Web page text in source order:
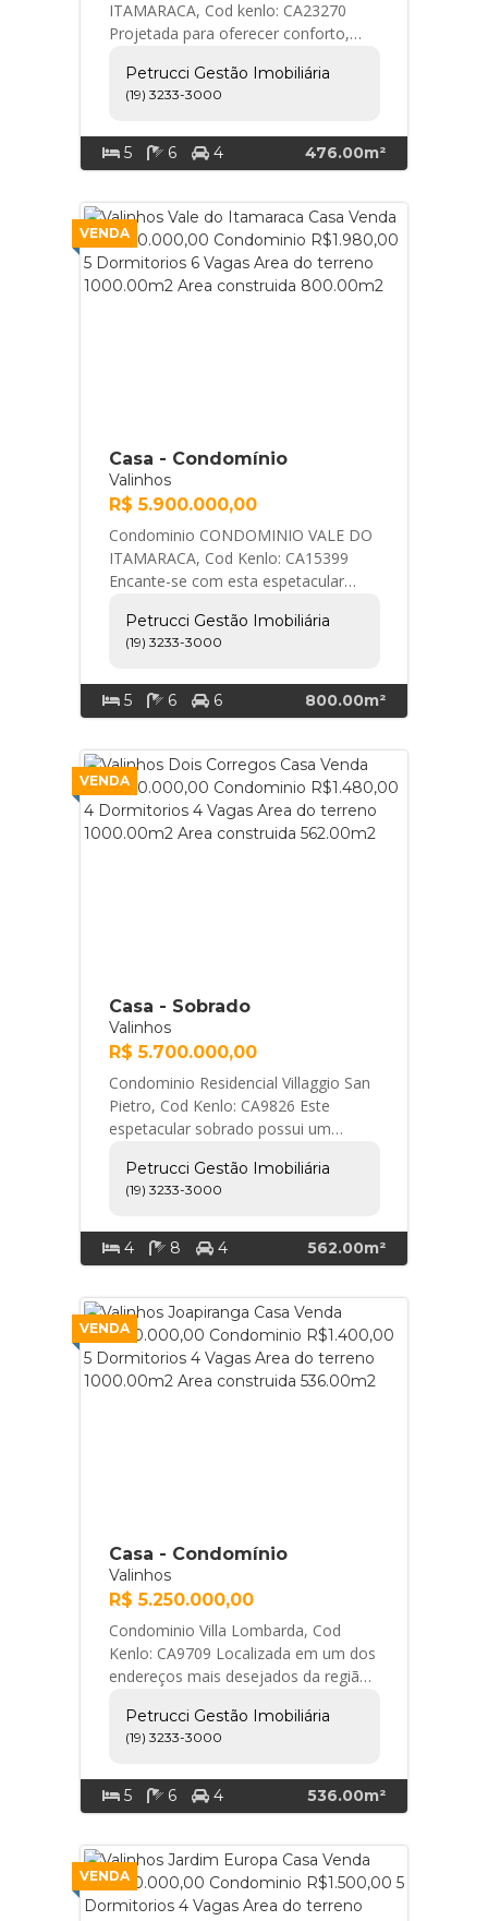
ITAMARACA, Cod kenlo: CA23270
Projetada para oferecer conforto,
todos os ambientes. O... Petrucci
Gestão Imobiliária
Petrucci Gestão Imobiliária
(19) 3233-3000
5 6 4 476.00m²
VENDA
Casa - Condomínio
Valinhos
R$ 5.900.000,00
Condominio CONDOMINIO VALE DO
ITAMARACA, Cod Kenlo: CA15399
Encante-se com esta espetacular
quem busca conforto... Petrucci
Gestão Imobiliária
Petrucci Gestão Imobiliária
(19) 3233-3000
5 6 6 800.00m²
VENDA
Casa - Sobrado
Valinhos
R$ 5.700.000,00
Condominio Residencial Villaggio San
Pietro, Cod Kenlo: CA9826 Este
espetacular sobrado possui um
construída total de 56... Petrucci
Gestão Imobiliária
Petrucci Gestão Imobiliária
(19) 3233-3000
4 8 4 562.00m²
VENDA
Casa - Condomínio
Valinhos
R$ 5.250.000,00
Condominio Villa Lombarda, Cod
Kenlo: CA9709 Localizada em um dos
endereços mais desejados da região,
em um am... Petrucci Gestão
Imobiliária
Petrucci Gestão Imobiliária
(19) 3233-3000
5 6 4 536.00m²
VENDA